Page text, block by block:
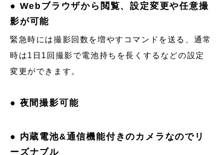
● Webブラウザから閲覧、設定変更や任意撮
影が可能
緊急時には撮影回数を増やすコマンドを送る、通常
時は1日1回撮影で電池持ちを長くするなどの設定
変更ができます。
● 夜間撮影可能
● 内蔵電池&通信機能付きのカメラなのでリ
ーズナブル